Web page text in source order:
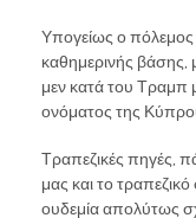
Υπογείως ο πόλεμος
καθημερινής βάσης,
μεν κατά του Τραμπ
ονόματος της
Τραπεζικές πηγές,
μας και το
ουδεμία απολύτως